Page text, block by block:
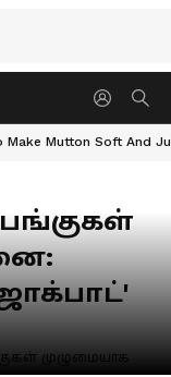
Make Mutton Soft And
பங்குகள்